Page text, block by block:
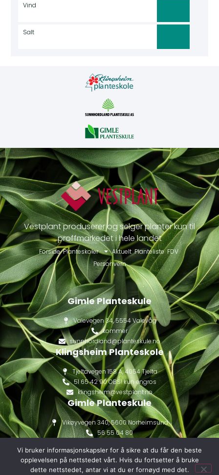
Vind
Salt
Vestplant produserer og selger planter kun til
proffmarkedet i hele landet
Forside Planteskoler Aktuelt Planteliste FDV
Personvern
Gimle Planteskule
Valevegen 34, 5554 Valevåg
kommer
sunnhordland@planteskule.no
Klingsheim Planteskole
Tjeltavegen 158 A, 4054 Tjelta
51 65 42 90 OBS! kun engros
klingsheim@vestplant.no
Gimle Planteskule
Vikøyvegen 340, 5600 Norheimsund
56 55 04 80
Vi bruker informasjonskapsler for å sikre at du får den beste
opplevelsen på nettstedet vårt. Hvis du fortsetter å bruke
dette nettstedet, antar vi at du er fornøyd med det.